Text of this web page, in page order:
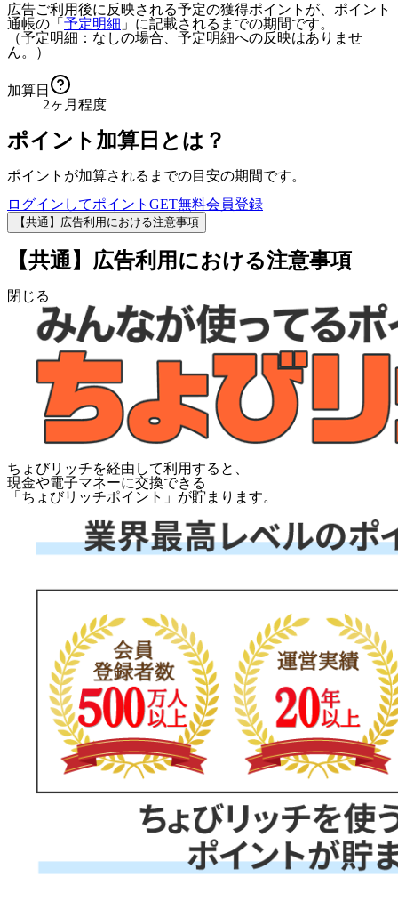
広告ご利用後に反映される予定の獲得ポイントが、ポイント
通帳の「 予定明細 」に記載されるまでの期間です。
（予定明細：なしの場合、予定明細への反映はありませ
ん。）
加算日
2ヶ月程度
ポイント加算日とは？
ポイントが加算されるまでの目安の期間です。
ログインしてポイントGET無料会員登録
【共通】広告利用における注意事項
【共通】広告利用における注意事項
閉じる
ちょびリッチを経由して利用すると、
現金や電子マネーに交換できる
「 ちょびリッチポイント 」が貯まります。